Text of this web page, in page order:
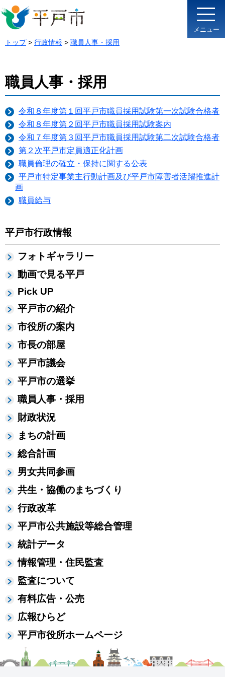
メニュー
トップ> 行政情報 > 職員人事・採用
平戸市行政情報
フォトギャラリー
動画で見る平戸
Pick UP
平戸市の紹介
市役所の案内
市長の部屋
平戸市議会
平戸市の選挙
職員人事・採用
財政状況
まちの計画
総合計画
男女共同参画
共生・協働のまちづくり
行政改革
平戸市公共施設等総合管理
統計データ
情報管理・住民監査
監査について
有料広告・公売
広報ひらど
平戸市役所ホームページ
職員人事・採用
令和８年度第１回平戸市職員採用試験第一次試験合格者
令和８年度第２回平戸市職員採用試験案内
令和７年度第３回平戸市職員採用試験第二次試験合格者
第２次平戸市定員適正化計画
職員倫理の確立・保持に関する公表
平戸市特定事業主行動計画及び平戸市障害者活躍推進計
画
職員給与